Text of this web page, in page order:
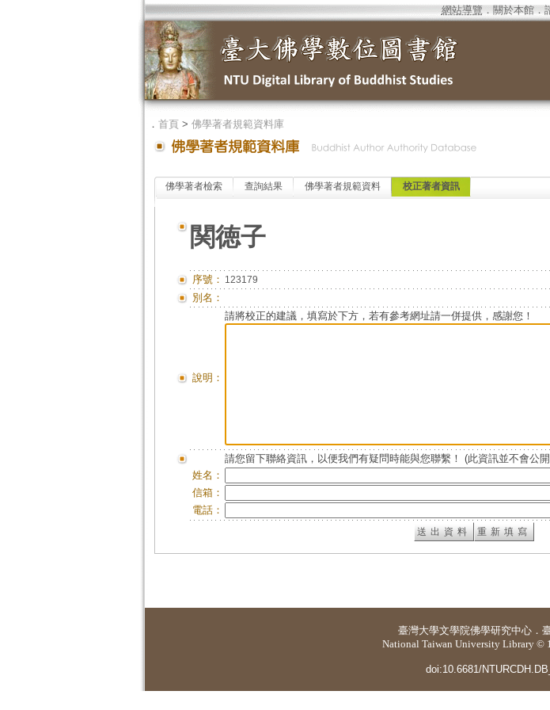
網站導覽 ． 關於本館．
． 首頁> 佛學著者規範資料庫
佛學著者檢索 查詢結果 佛學著者規範資料 校正著者資訊
関徳子
序號： 123179
別名：
說明：
請將校正的建議，填寫於下方，若有參考網址請一併提供，感謝您！
請您留下聯絡資訊，以便我們有疑問時能與您聯繫！ (此資訊並不會公
姓名：
信箱：
電話：
臺灣大學文學院佛學研究中心 ．
National Taiwan University Library ©
doi:10.6681/